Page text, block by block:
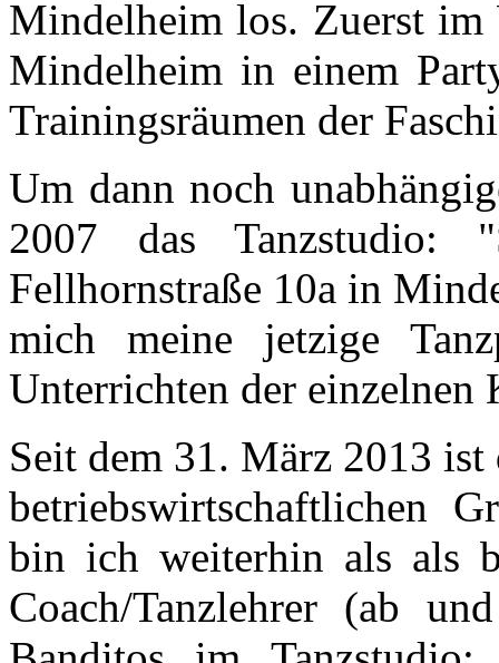
Mindelheim los. Zuerst
Mindelheim in einem
Trainingsräumen der
Um dann noch
2007 das
Fellhornstraße 10a in
mich meine jetzige
Unterrichten der einzelnen
Seit dem 31. März 2013
betriebswirtschaftlichen
bin ich weiterhin als als
Coach/Tanzlehrer (ab